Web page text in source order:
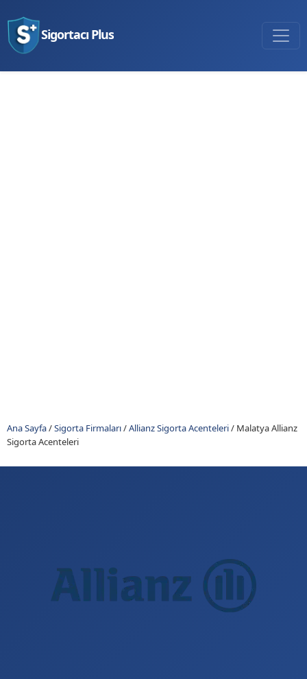
Sigortacı Plus
Ana Sayfa/Sigorta Firmaları/Allianz Sigorta Acenteleri/ Malatya Allianz
Sigorta Acenteleri